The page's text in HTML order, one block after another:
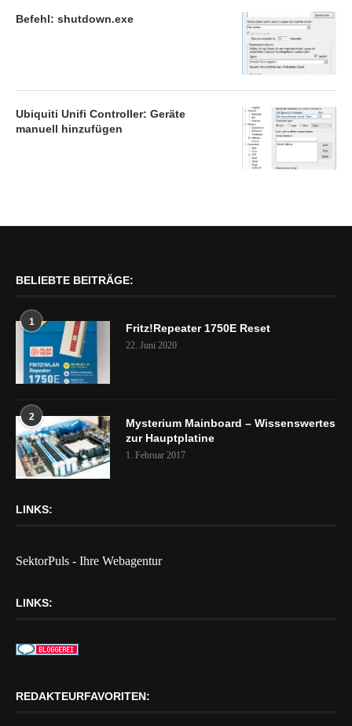
Befehl: shutdown.exe
Ubiquiti Unifi Controller: Geräte
manuell hinzufügen
BELIEBTE BEITRÄGE:
1 Fritz!Repeater 1750E Reset
22. Juni 2020
2
Mysterium Mainboard – Wissenswertes
zur Hauptplatine
1. Februar 2017
LINKS:
SektorPuls - Ihre Webagentur
LINKS:
REDAKTEURFAVORITEN: